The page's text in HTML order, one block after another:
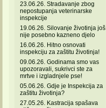
23.06.26. Stradavanje zbog
nepostupanja veterinarske
inspekcije
19.06.26. Silovanje životinja još
nije posebno kazneno djelo
16.06.26. Hitno osnovati
inspekciju za zaštitu životinja!
09.06.26. Godinama smo vas
upozoravali, sukrivci ste za
mrtve i izgladnjele pse!
05.06.26. Gdje je Inspekcija za
zaštitu životinja?
27.05.26. Kastracija spašava